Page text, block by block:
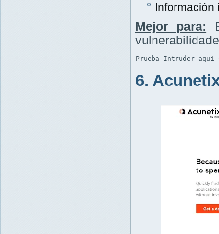
Información
Mejor para:
Prueba Intruder
6.